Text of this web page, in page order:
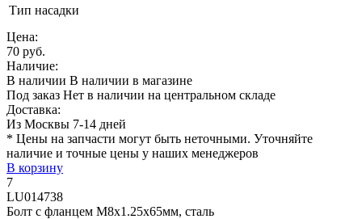
Тип насадки
Цена:
70 руб.
Наличие:
В наличии В наличии в магазине
Под заказ Нет в наличии на центральном складе
Доставка:
Из Москвы 7-14 дней
* Цены на запчасти могут быть неточными. Уточняйте
наличие и точные цены у наших менеджеров
В корзину
7
LU014738
Болт с фланцем M8х1.25х65мм, сталь